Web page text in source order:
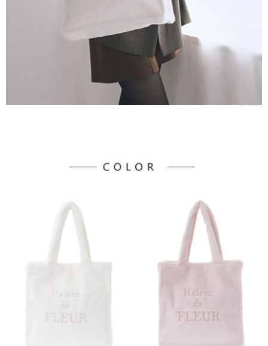
４．使用「AFTEE先享後付」時，將依據個別帳號之用戶狀況，依本公司即
時審查核予不同之上限額度；若仍有額度不足之情形，本公司將視審查結果
５．嚴禁一人註冊多個帳號或使用他人資訊註冊。若發現惡意使用之情形，
恩沛科技股份有限公司將有權停止該用戶之使用額度並採取法律行動。